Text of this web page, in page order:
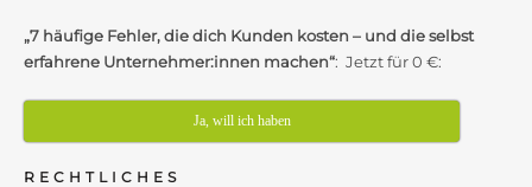
„7 häufige Fehler, die dich Kunden kosten – und die selbst
erfahrene Unternehmer:innen machen“: Jetzt für 0 €:
Ja, will ich haben
RECHTLICHES